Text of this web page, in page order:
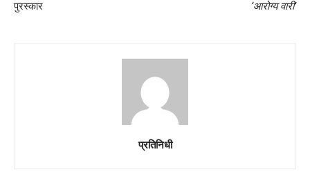
पुरस्कार ‘आरोग्य वारी’
प्रतिनिधी